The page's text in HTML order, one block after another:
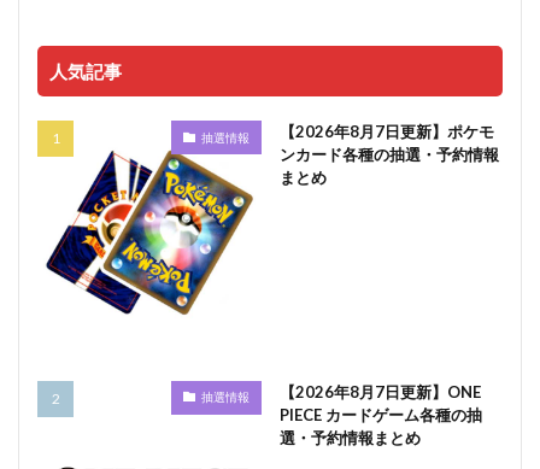
人気記事
抽選情報
【2026年8月7日更新】ポケモ
ンカード各種の抽選・予約情報
まとめ
抽選情報
【2026年8月7日更新】ONE
PIECE カードゲーム各種の抽
選・予約情報まとめ